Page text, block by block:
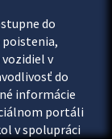
do
poistenia,
v
do
informácie
portáli
v spolupráci